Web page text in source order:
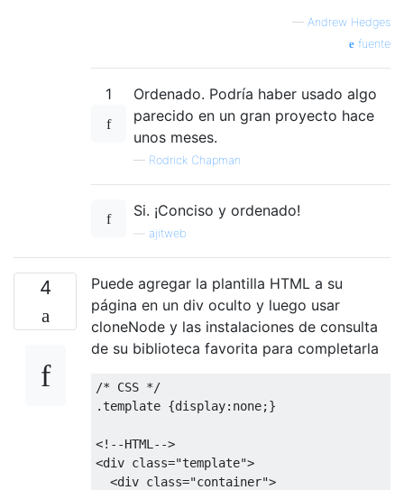
— Andrew Hedges
fuente
1
Ordenado. Podría haber usado algo
parecido en un gran proyecto hace
unos meses.
— Rodrick Chapman
Si. ¡Conciso y ordenado!
ajitweb
4
Puede agregar la plantilla HTML a su
página en un div oculto y luego usar
cloneNode y las instalaciones de consulta
de su biblioteca favorita para completarla
/* CSS */
.template {display: none;}
<!--HTML -->
<div class="template">
<div class="container">